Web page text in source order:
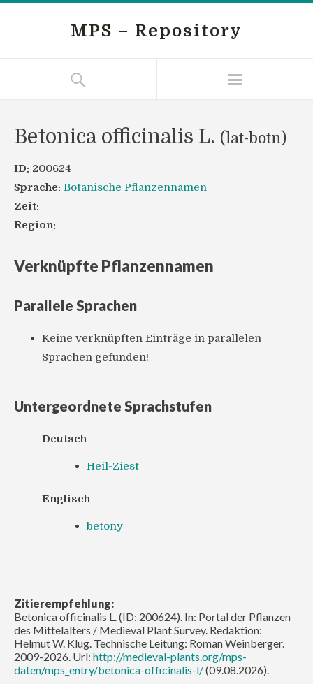
MPS – Repository
Betonica officinalis L. (lat-botn)
ID: 200624
Sprache: Botanische Pflanzennamen
Zeit:
Region:
Verknüpfte Pflanzennamen
Parallele Sprachen
Keine verknüpften Einträge in parallelen
Sprachen gefunden!
Untergeordnete Sprachstufen
Deutsch
Heil-Ziest
Englisch
betony
Zitierempfehlung:
Betonica officinalis L. (ID: 200624). In: Portal der Pflanzen
des Mittelalters / Medieval Plant Survey. Redaktion:
Helmut W. Klug. Technische Leitung: Roman Weinberger.
2009-2026. Url: http://medieval-plants.org/mps-
daten/mps_entry/betonica-officinalis-l/(09.08.2026).